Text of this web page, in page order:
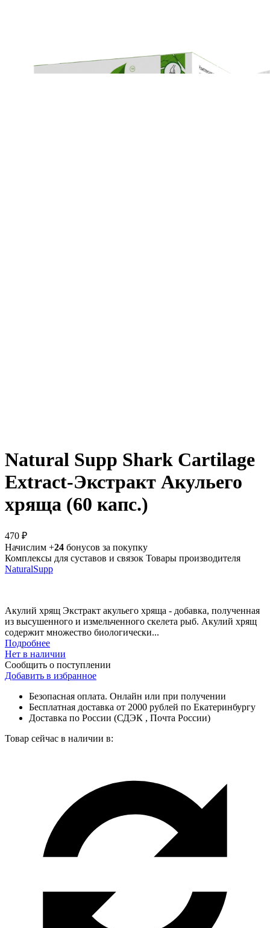
Natural Supp Shark Cartilage
Extract-Экстракт Акульего
хряща (60 капс.)
470 ₽
Начислим +24 бонусов за покупку
Комплексы для суставов и связок Товары производителя
NaturalSupp
Акулий хрящ Экстракт акульего хряща - добавка, полученная
из высушенного и измельченного скелета рыб. Акулий хрящ
содержит множество биологически...
Подробнее
Нет в наличии
Сообщить о поступлении
Добавить в избранное
Безопасная оплата. Онлайн или при получении
Бесплатная доставка от 2000 рублей по Екатеринбургу
Доставка по России (СДЭК , Почта России)
Товар сейчас в наличии в: